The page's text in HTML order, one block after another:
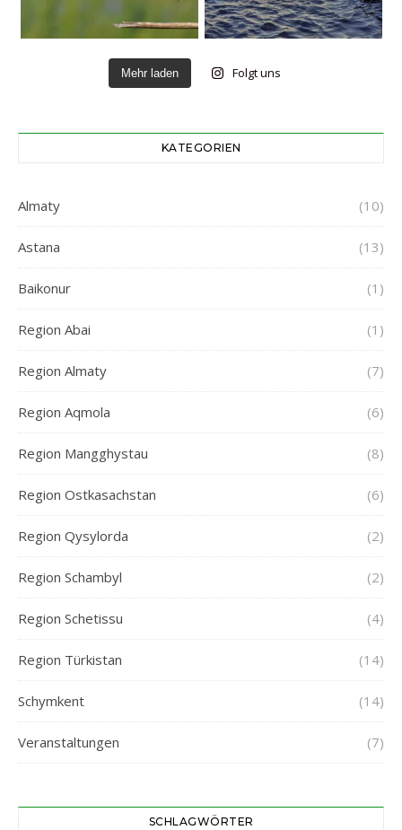
Mehr laden Folgt uns
KATEGORIEN
Almaty (10)
Astana (13)
Baikonur (1)
Region Abai (1)
Region Almaty (7)
Region Aqmola (6)
Region Mangghystau (8)
Region Ostkasachstan (6)
Region Qysylorda (2)
Region Schambyl (2)
Region Schetissu (4)
Region Türkistan (14)
Schymkent (14)
Veranstaltungen (7)
SCHLAGWÖRTER